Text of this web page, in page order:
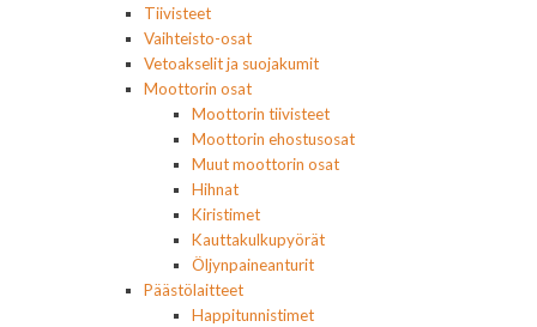
Tiivisteet
Vaihteisto-osat
Vetoakselit ja suojakumit
Moottorin osat
Moottorin tiivisteet
Moottorin ehostusosat
Muut moottorin osat
Hihnat
Kiristimet
Kauttakulkupyörät
Öljynpaineanturit
Päästölaitteet
Happitunnistimet